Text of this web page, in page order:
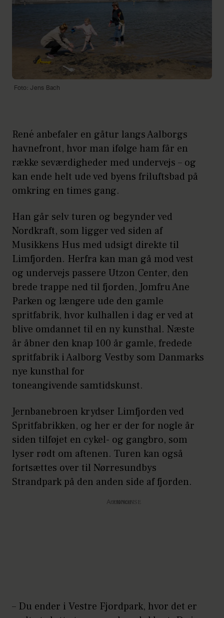
Foto: Jens Bach
René anbefaler en gåtur langs Aalborgs
havnefront, hvor man ifølge ham får en
række seværdigheder med undervejs – og
kan ende helt ude ved byens friluftsbad på
omkring en times gang.
Han går selv turen og begynder ved
Nordkraft, som ligger ved siden af
Musikkens Hus med udsigt direkte til
Limfjorden. Herfra kan man gå mod vest
og undervejs passere Utzon Center, den
brede trappe ned til fjorden, Jomfru Ane
Parken og længere ude den gamle
spritfabrik, hvor kulhallen i dag er ved at
blive omdannet til en ny kunsthal. Næste
år åbner den knap 100 år gamle, fredede
spritfabrik i Aalborg Vestby som Danmarks
nye kunsthal for
toneangivende samtidskunst.
Jernbanebroen krydser Limfjorden ved
Spritfabrikken, og her er der for nogle år
siden tilføjet en cykel- og gangbro, som
lyser rødt om aftenen. Turen kan også
fortsættes over til Nørresundbys
Strandpark på den anden side af fjorden.
Annonce
– Du ender i Vestre Fjordpark, hvor det er